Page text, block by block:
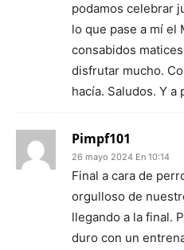
podamos celebrar
lo que pase a mí el
consabidos
disfrutar mucho.
hacía. Saludos. Y a
Pimpf101
26 mayo 2024 En 10:14
Final a cara de
orgulloso de
llegando a la final.
duro con un